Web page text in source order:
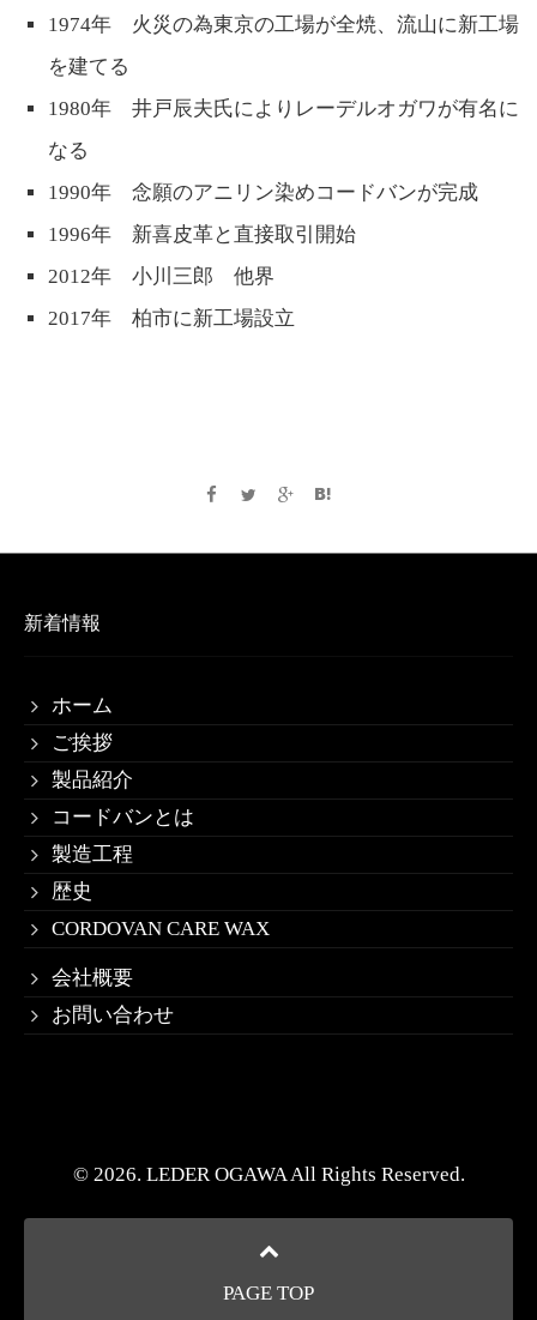
1974年 火災の為東京の工場が全焼、流山に新工場
を建てる
1980年 井戸辰夫氏によりレーデルオガワが有名に
なる
1990年 念願のアニリン染めコードバンが完成
1996年 新喜皮革と直接取引開始
2012年 小川三郎 他界
2017年 柏市に新工場設立
新着情報
ホーム
ご挨拶
製品紹介
コードバンとは
製造工程
歴史
CORDOVAN CARE WAX
会社概要
お問い合わせ
© 2026. LEDER OGAWA All Rights Reserved.
PAGE TOP